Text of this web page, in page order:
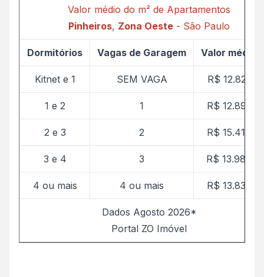
Valor médio do m² de Apartamentos
Pinheiros, Zona Oeste - São Paulo
Dormitórios Vagas de Garagem Valor médio
Kitnet e 1 SEM VAGA R$
1 e 2 1 R$
2 e 3 2 R$
3 e 4 3 R$
4 ou mais 4 ou mais R$
Dados Agosto 2026*
Portal ZO Imóvel